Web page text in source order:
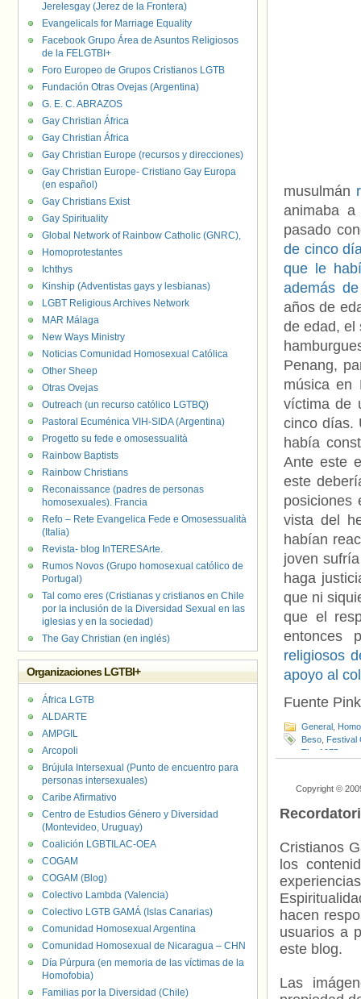
musulmán
animaba
pasado
de cinco
que le
además
años de
de edad, el
Penang,
música en
víctima de
cinco días.
había
Ante este
este
posiciones
vista del
habían
joven
haga
que ni
que el
entonces
religiosos
apoyo al
Fuente
General
Beso Festival
The 1975
Copyright ©
Cristianos
los
hacen
usuarios a
este blog.
Las
Jerelesgay (Jerez de la Frontera)
Evangelicals for Marriage Equality
Facebook Grupo Área de Asuntos Religiosos
de la FELGTBI+
Foro Europeo de Grupos Cristianos LGTB
Fundación Otras Ovejas (Argentina)
G. E. C. ABRAZOS
Gay Christian África
Gay Christian África
Gay Christian Europe (recursos y direcciones)
Gay Christian Europe- Cristiano Gay Europa
(en español)
Gay Christians Exist
Gay Spirituality
Global Network of Rainbow Catholic (GNRC),
Homoprotestantes
Ichthys
Kinship (Adventistas gays y lesbianas)
LGBT Religious Archives Network
MAR Málaga
New Ways Ministry
Noticias Comunidad Homosexual Católica
Other Sheep
Otras Ovejas
Outreach (un recurso católico LGTBQ)
Pastoral Ecuménica VIH-SIDA (Argentina)
Progetto su fede e omosessualità
Rainbow Baptists
Rainbow Christians
Reconaissance (padres de personas
homosexuales). Francia
Refo – Rete Evangelica Fede e Omosessualità
(Italia)
Revista- blog InTERESArte.
Rumos Novos (Grupo homosexual católico de
Portugal)
Tal como eres (Cristianas y cristianos en Chile
por la inclusión de la Diversidad Sexual en las
iglesias y en la sociedad)
The Gay Christian (en inglés)
Organizaciones LGTBI+
África LGTB
ALDARTE
AMPGIL
Arcopoli
Brújula Intersexual (Punto de encuentro para
personas intersexuales)
Caribe Afirmativo
Centro de Estudios Género y Diversidad
(Montevideo, Uruguay)
Coalición LGBTILAC-OEA
COGAM
COGAM (Blog)
Colectivo Lambda (Valencia)
Colectivo LGTB GAMÁ (Islas Canarias)
Comunidad Homosexual Argentina
Comunidad Homosexual de Nicaragua – CHN
Día Púrpura (en memoria de las víctimas de la
Homofobia)
Familias por la Diversidad (Chile)